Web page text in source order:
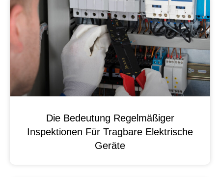
Die Bedeutung Regelmäßiger
Inspektionen Für Tragbare Elektrische
Geräte